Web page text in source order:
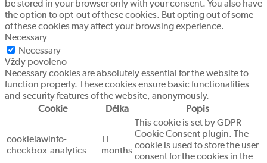
be stored in your browser only with your consent. You also have
the option to opt-out of these cookies. But opting out of some
of these cookies may affect your browsing experience.
Necessary
Necessary
Vždy povoleno
Necessary cookies are absolutely essential for the website to
function properly. These cookies ensure basic functionalities
and security features of the website, anonymously.
Cookie
Délka Popis
cookielawinfo-
checkbox-analytics
months
This cookie is set by GDPR
Cookie Consent plugin. The
cookie is used to store the user
consent for the cookies in the